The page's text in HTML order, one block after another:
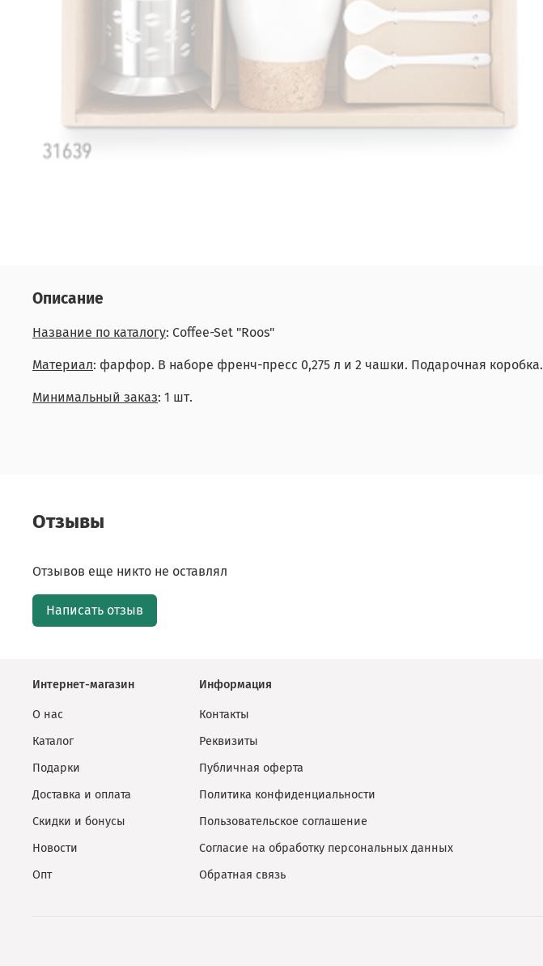
Описание
Название по каталогу: Coffee-Set "Roos"
Материал: фарфор. В наборе френч-пресс 0,275 л и 2 чашки. Подарочная коробка.
Минимальный заказ: 1 шт.
Отзывы
Отзывов еще никто не оставлял
Написать отзыв
Интернет-магазин
О нас
Каталог
Подарки
Доставка и оплата
Скидки и бонусы
Новости
Опт
Информация
Контакты
Реквизиты
Публичная оферта
Политика конфиденциальности
Пользовательское соглашение
Согласие на обработку персональных данных
Обратная связь